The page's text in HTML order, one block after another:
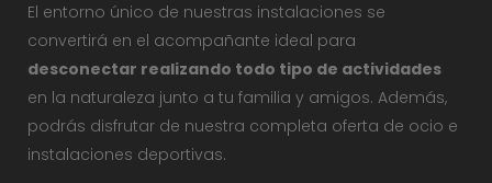
El entorno único de nuestras instalaciones se
convertirá en el acompañante ideal para
desconectar realizando todo tipo de actividades
en la naturaleza junto a tu familia y amigos. Además,
podrás disfrutar de nuestra completa oferta de ocio e
instalaciones deportivas.